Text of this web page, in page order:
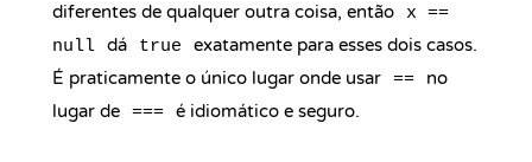
diferentes de qualquer outra coisa, então
x ==
null dá true
exatamente para esses dois casos.
É praticamente o único lugar onde usar ==
no
lugar de === é idiomático e seguro.